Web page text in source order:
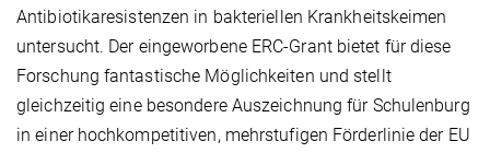
Antibiotikaresistenzen in bakteriellen Krankheitskeimen
untersucht. Der eingeworbene ERC-Grant bietet für diese
Forschung fantastische Möglichkeiten und stellt
gleichzeitig eine besondere Auszeichnung für Schulenburg
in einer hochkompetitiven, mehrstufigen Förderlinie der EU